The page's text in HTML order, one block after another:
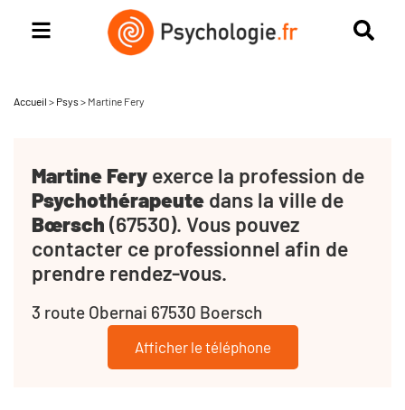
Accueil > Psys > Martine Fery
Martine Fery exerce la profession de
Psychothérapeute dans la ville de
Bœrsch (67530). Vous pouvez
contacter ce professionnel afin de
prendre rendez-vous.
3 route Obernai 67530 Boersch
Afficher le téléphone